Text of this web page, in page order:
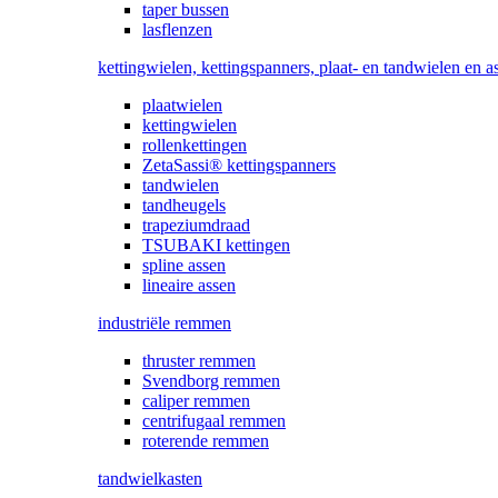
taper bussen
lasflenzen
kettingwielen, kettingspanners, plaat- en tandwielen en
plaatwielen
kettingwielen
rollenkettingen
ZetaSassi® kettingspanners
tandwielen
tandheugels
trapeziumdraad
TSUBAKI kettingen
spline assen
lineaire assen
industriële remmen
thruster remmen
Svendborg remmen
caliper remmen
centrifugaal remmen
roterende remmen
tandwielkasten